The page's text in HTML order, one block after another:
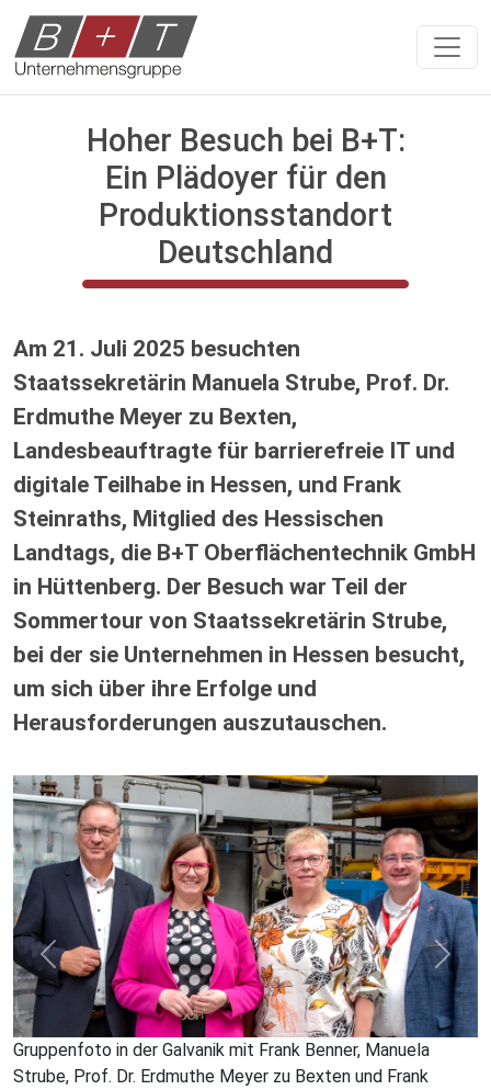
Hoher Besuch bei B+T:
Ein Plädoyer für den
Produktionsstandort
Deutschland
Am 21. Juli 2025 besuchten
Staatssekretärin Manuela Strube, Prof. Dr.
Erdmuthe Meyer zu Bexten,
Landesbeauftragte für barrierefreie IT und
digitale Teilhabe in Hessen, und Frank
Steinraths, Mitglied des Hessischen
Landtags, die B+T Oberflächentechnik GmbH
in Hüttenberg. Der Besuch war Teil der
Sommertour von Staatssekretärin Strube,
bei der sie Unternehmen in Hessen besucht,
um sich über ihre Erfolge und
Herausforderungen auszutauschen.
Gruppenfoto in der Galvanik mit Frank Benner, Manuela
Strube, Prof. Dr. Erdmuthe Meyer zu Bexten und Frank